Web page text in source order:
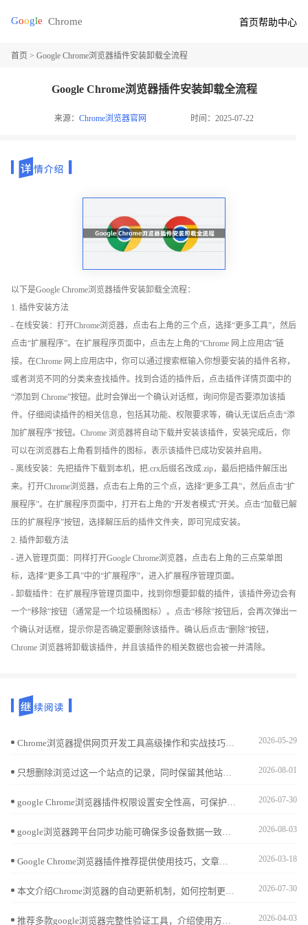
首页帮助中心
首页 > Google Chrome浏览器插件安装卸载全流程
Google Chrome浏览器插件安装卸载全流程
来源：Chrome浏览器官网 时间：2025-07-22
以下是Google Chrome浏览器插件安装卸载全流程：
1. 插件安装方法
- 在线安装：打开Chrome浏览器，点击右上角的三个点，选择“更多工具”，然后
点击“扩展程序”。在扩展程序页面中，点击左上角的“Chrome 网上应用店”链
接。在Chrome 网上应用店中，你可以通过搜索框输入你想要安装的插件名称，
或者浏览不同的分类来查找插件。找到合适的插件后，点击插件详情页面中的
“添加到 Chrome”按钮。此时会弹出一个确认对话框，询问你是否要添加该插
件。仔细阅读插件的相关信息，包括其功能、权限要求等，确认无误后点击“添
加扩展程序”按钮。Chrome 浏览器将自动下载并安装该插件，安装完成后，你
可以在浏览器右上角看到插件的图标，表示该插件已成功安装并启用。
- 离线安装：先把插件下载到本机，把.crx后缀名改成.zip，最后把插件解压出
来。打开Chrome浏览器，点击右上角的三个点，选择“更多工具”，然后点击“扩
展程序”。在扩展程序页面中，打开右上角的“开发者模式”开关。点击“加载已解
压的扩展程序”按钮，选择解压后的插件文件夹，即可完成安装。
2. 插件卸载方法
- 进入管理页面：同样打开Google Chrome浏览器，点击右上角的三点菜单图
标，选择“更多工具”中的“扩展程序”，进入扩展程序管理页面。
- 卸载插件：在扩展程序管理页面中，找到你想要卸载的插件，该插件旁边会有
一个“移除”按钮（通常是一个垃圾桶图标）。点击“移除”按钮后，会再次弹出一
个确认对话框，提示你是否确定要删除该插件。确认后点击“删除”按钮，
Chrome 浏览器将卸载该插件，并且该插件的相关数据也会被一并清除。
Chrome浏览器提供网页开发工具高级操作和实战技巧，教程讲解方法，帮助开发者优化调试流程，提高网页开发效率。 2026-05-29
只想删除浏览过这一个站点的记录，同时保留其他站点的访问进度？苹果手机Safari浏览器提供了精细化的历史管理界面，让您精准处理每一个特定的历史痕迹。 2026-08-01
google Chrome浏览器插件权限设置安全性高，可保护用户隐私和数据安全。文章提供操作方法和技巧，提高使用安全性。 2026-07-30
google浏览器跨平台同步功能可确保多设备数据一致。本教程解析操作方案，帮助用户高效管理书签、密码和设置，实现便捷跨设备使用。 2026-08-03
Google Chrome浏览器插件推荐提供使用技巧，文章讲解安装、配置及操作优化方法，帮助用户高效利用扩展功能。 2026-03-18
本文介绍Chrome浏览器的自动更新机制，如何控制更新设置，确保浏览器始终保持最新版本，并介绍如何手动检查和管理浏览器更新，提升浏览体验和安全性。 2026-07-30
推荐多款google浏览器完整性验证工具，介绍使用方法，帮助用户确认文件安全无误，防止安装出错。 2026-04-03